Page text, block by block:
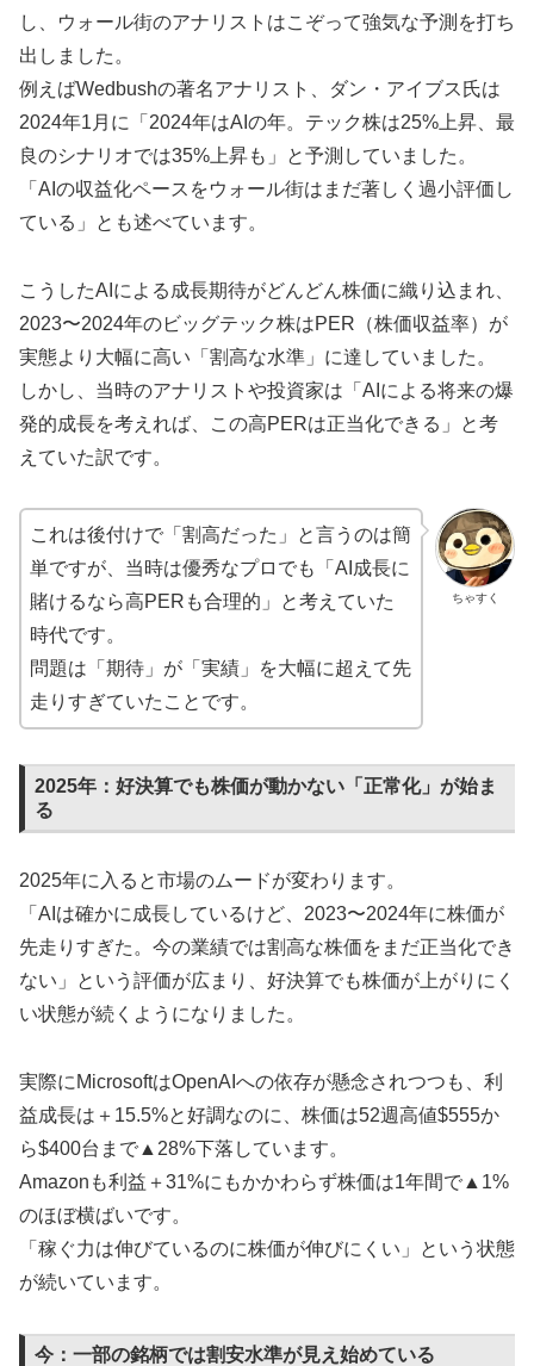
し、ウォール街のアナリストはこぞって強気な予測を打ち
出しました。
例えばWedbushの著名アナリスト、ダン・アイブス氏は
2024年1月に「2024年はAIの年。テック株は25%上昇、最
良のシナリオでは35%上昇も」と予測していました。
「AIの収益化ペースをウォール街はまだ著しく過小評価し
ている」とも述べています。
こうしたAIによる成長期待がどんどん株価に織り込まれ、
2023〜2024年のビッグテック株はPER（株価収益率）が
実態より大幅に高い「割高な水準」に達していました。
しかし、当時のアナリストや投資家は「AIによる将来の爆
発的成長を考えれば、この高PERは正当化できる」と考
えていた訳です。
ちゃすく
これは後付けで「割高だった」と言うのは簡
単ですが、当時は優秀なプロでも「AI成長に
賭けるなら高PERも合理的」と考えていた
時代です。
問題は「期待」が「実績」を大幅に超えて先
走りすぎていたことです。
2025年：好決算でも株価が動かない「正常化」が始ま
る
2025年に入ると市場のムードが変わります。
「AIは確かに成長しているけど、2023〜2024年に株価が
先走りすぎた。今の業績では割高な株価をまだ正当化でき
ない」という評価が広まり、好決算でも株価が上がりにく
い状態が続くようになりました。
実際にMicrosoftはOpenAIへの依存が懸念されつつも、利
益成長は＋15.5%と好調なのに、株価は52週高値$555か
ら$400台まで▲28%下落しています。
Amazonも利益＋31%にもかかわらず株価は1年間で▲1%
のほぼ横ばいです。
「稼ぐ力は伸びているのに株価が伸びにくい」という状態
が続いています。
今：一部の銘柄では割安水準が見え始めている